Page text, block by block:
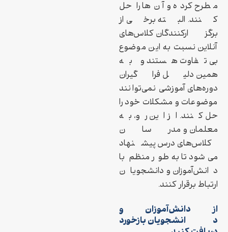
مطرح کرده و آن‌ها را حل
کنند. البته برخی از
برگزارکنندگان کلاس‌های
آنلاین نسبت به این موضوع
بی تفاوت هستند و به
همین دلیل فراگیران
دوره‌های آموزشی نمی‌توانند
موضوعات و مشکلات خود را
حل کنند. از این رو، به
معلمان و مدرسان
کلاس‌های درس پیشنهاد
می‌شود تا به‌طور منظم با
دانش‌آموزان و دانشجویان
ارتباط برقرار کنند.
از دانش‌آموزان و
دانشجویان بازخورد